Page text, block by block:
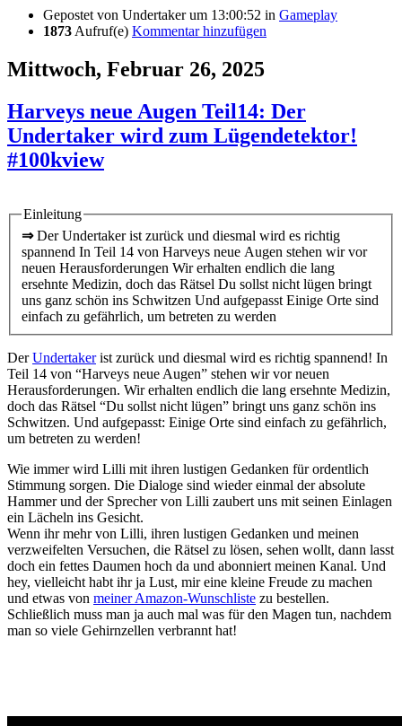
Gepostet von Undertakerum 13:00:52 in Gameplay
1873 Aufruf(e) Kommentar hinzufügen
Mittwoch, Februar 26, 2025
Harveys neue Augen Teil14: Der
Undertaker wird zum Lügendetektor!
#100kview
Einleitung
⇒Der Undertaker ist zurück und diesmal wird es richtig
spannend In Teil 14 von Harveys neue Augen stehen wir vor
neuen Herausforderungen Wir erhalten endlich die lang
ersehnte Medizin, doch das Rätsel Du sollst nicht lügen bringt
uns ganz schön ins Schwitzen Und aufgepasst Einige Orte sind
einfach zu gefährlich, um betreten zu werden
DerUndertakerist zurück und diesmal wird es richtig spannend! In
Teil 14 von “Harveys neue Augen” stehen wir vor neuen
Herausforderungen. Wir erhalten endlich die lang ersehnte Medizin,
doch das Rätsel “Du sollst nicht lügen” bringt uns ganz schön ins
Schwitzen. Und aufgepasst: Einige Orte sind einfach zu gefährlich,
um betreten zu werden!
Wie immer wird Lilli mit ihren lustigen Gedanken für ordentlich
Stimmung sorgen. Die Dialoge sind wieder einmal der absolute
Hammer und der Sprecher von Lilli zaubert uns mit seinen Einlagen
ein Lächeln ins Gesicht.
Wenn ihr mehr von Lilli, ihren lustigen Gedanken und meinen
verzweifelten Versuchen, die Rätsel zu lösen, sehen wollt, dann lasst
doch ein fettes Daumen hoch da und abonniert meinen Kanal. Und
hey, vielleicht habt ihr ja Lust, mir eine kleine Freude zu machen
und etwas von meiner Amazon-Wunschliste zu bestellen.
Schließlich muss man ja auch mal was für den Magen tun, nachdem
man so viele Gehirnzellen verbrannt hat!